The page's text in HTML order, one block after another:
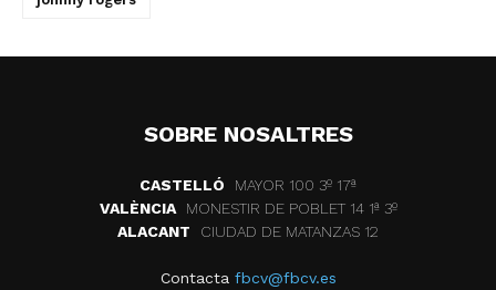
SOBRE NOSALTRES
CASTELLÓ
MAYOR 100 3º 17ª
VALÈNCIA
MONESTIR DE POBLET 14 1ª 3º
ALACANT
CIUDAD DE MATANZAS 12
Contacta fbcv@fbcv.es